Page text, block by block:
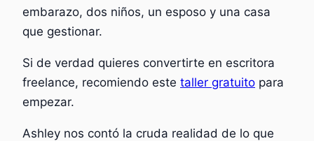
embarazo, dos niños, un esposo y una casa
que gestionar.
Si de verdad quieres convertirte en escritora
freelance, recomiendo este taller gratuito para
empezar.
Ashley nos contó la cruda realidad de lo que